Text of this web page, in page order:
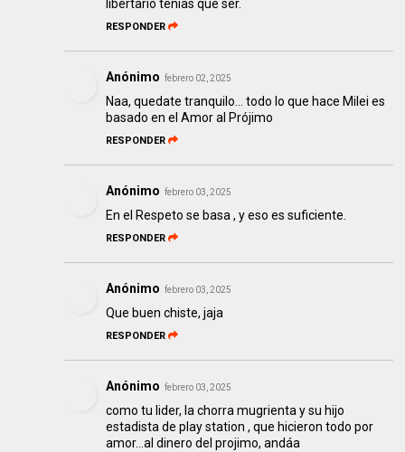
libertario tenias que ser.
RESPONDER
Anónimo febrero 02, 2025
Naa, quedate tranquilo... todo lo que hace Milei es
basado en el Amor al Prójimo
RESPONDER
Anónimo febrero 03, 2025
En el Respeto se basa , y eso es suficiente.
RESPONDER
Anónimo febrero 03, 2025
Que buen chiste, jaja
RESPONDER
Anónimo febrero 03, 2025
como tu lider, la chorra mugrienta y su hijo
estadista de play station , que hicieron todo por
amor...al dinero del projimo, andáa